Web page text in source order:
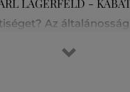
LAGERFELD -
Az
elegancia tökéletes